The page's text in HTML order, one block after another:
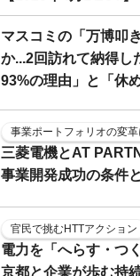
マスコミの「万博叩
か...2回訪れて納得し
93%の理由」と「休
事業ポートフォリオの変
三菱電機とAT
事業開発成功の条件
官民で挑むHTTアクション
電力を「へらす・つ
京都と企業が歩む持